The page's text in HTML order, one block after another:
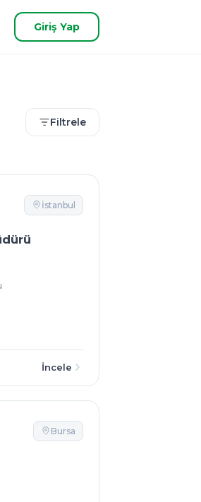
Giriş Yap
Filtrele
İstanbul
İncele
Bursa